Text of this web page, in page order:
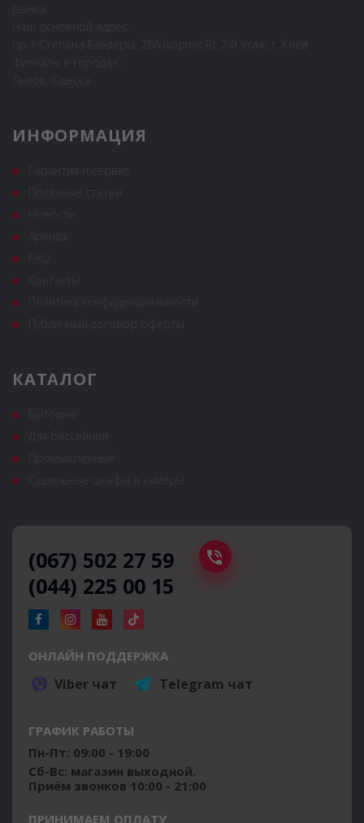
ИНФОРМАЦИЯ
КАТАЛОГ
(067) 502 27 59
(044) 225 00 15
ОНЛАЙН ПОДДЕРЖКА
Viber чат Telegram чат
ГРАФИК РАБОТЫ
Пн-Пт: 09:00 - 19:00
Сб-Вс: магазин выходной.
Приём звонков 10:00 - 21:00
ПРИНИМАЕМ ОПЛАТУ